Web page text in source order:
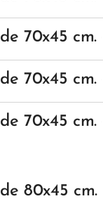
de 70x45 cm.
de 70x45 cm.
de 70x45 cm.
de 80x45 cm.